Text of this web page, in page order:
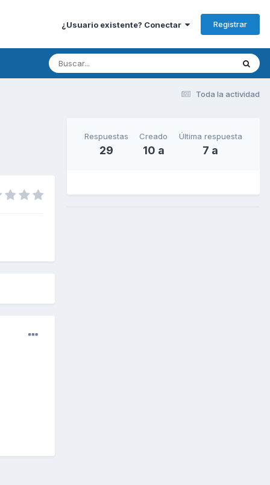
¿Usuario existente? Conectar Registrar
Toda la actividad
Respuestas
29
Creado
10 a
Última respuesta
7 a